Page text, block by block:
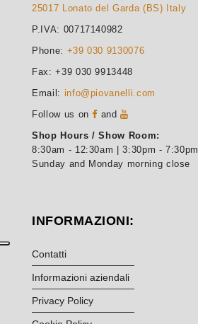
25017 Lonato del Garda (BS) Italy
P.IVA: 00717140982
Phone: +39 030 9130076
Fax: +39 030 9913448
Email: info@piovanelli.com
Follow us on
and
Shop Hours / Show Room:
8:30am - 12:30am | 3:30pm - 7:30pm
Sunday and Monday morning close
INFORMAZIONI:
Contatti
Informazioni aziendali
Privacy Policy